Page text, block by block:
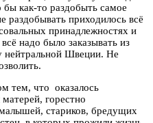
как-то раздобыть самое
раздобывать приходилось всё
принадлежностях и
надо было заказывать из
нейтральной Швеции. Не
тем, что оказалось
горестно
стариков, бредущих